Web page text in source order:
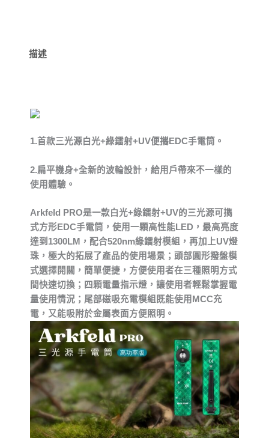
(高
流
三
光
手
電
+綠
光
束
+UV
數
量
描述
1.首款三光源白光+綠鐳射+UV便攜EDC手電筒。
2.扁平機身+全新的波輪設計，給用戶帶來不一樣的
使用體驗。
Arkfeld PRO是一款白光+綠鐳射+UV的三光源可擕
式方形EDC手電筒，使用一顆高性能LED，最高亮度
達到1300LM，配合520nm綠鐳射模組，再加上UV燈
珠，極大的拓展了產品的使用場景；頭部圓形撥盤模
式選擇開關，簡單便捷，方便使用者在三種照明方式
間快速切換；四顆電量指示燈，讓使用者輕鬆掌握電
量使用情況；尾部磁吸充電模組既能使用MCC充
電，又能吸附於金屬表面方便照明。